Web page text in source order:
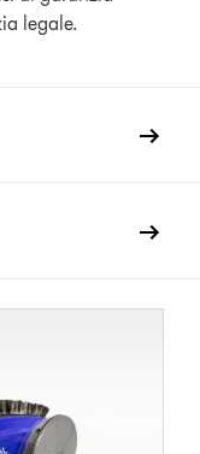
legale.